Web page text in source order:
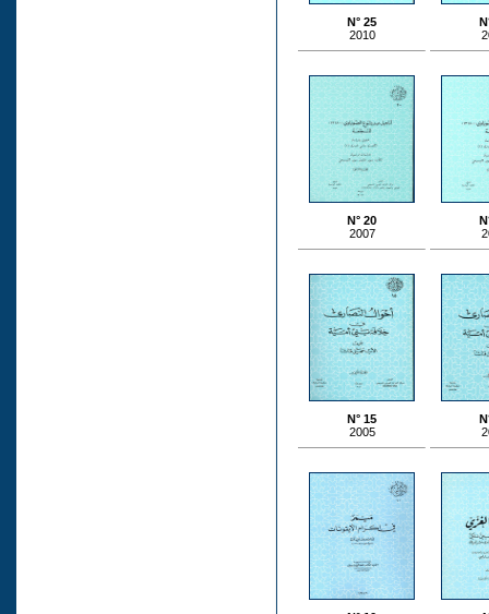
N° 25
2010
N° 20
2007
N° 15
2005